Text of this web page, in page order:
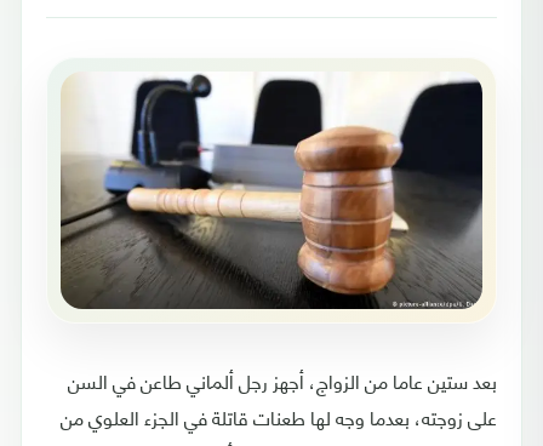
بعد ستين عاما من الزواج، أجهز رجل ألماني طاعن في السن
على زوجته، بعدما وجه لها طعنات قاتلة في الجزء العلوي من